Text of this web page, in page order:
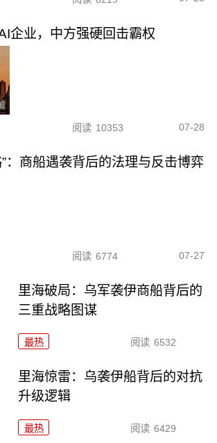
企业，中方强硬回击霸权
阅读 10353 07-28
：商船遇袭背后的法理与反击博弈
阅读 6774 07-27
里海破局：乌军袭伊商船背后的
三重战略图谋
最热 阅读 6532
里海惊雷：乌袭伊船背后的对抗
升级逻辑
最热 阅读 6429